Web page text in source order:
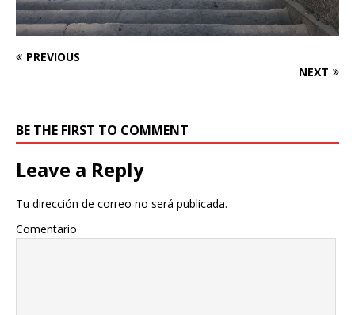
PREVIOUS
NEXT
BE THE FIRST TO COMMENT
Leave a Reply
Tu dirección de correo no será publicada.
Comentario